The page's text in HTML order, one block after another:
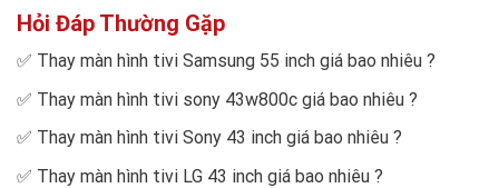
Hỏi Đáp Thường Gặp
✅ Thay màn hình tivi Samsung 55 inch giá bao nhiêu ?
✅ Thay màn hình tivi sony 43w800c giá bao nhiêu ?
✅ Thay màn hình tivi Sony 43 inch giá bao nhiêu ?
✅ Thay màn hình tivi LG 43 inch giá bao nhiêu ?